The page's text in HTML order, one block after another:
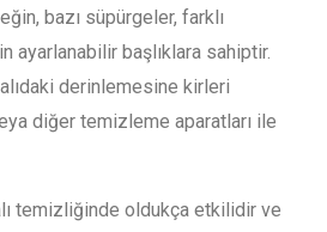
bazı süpürgeler, farklı
ayarlanabilir başlıklara sahiptir.
derinlemesine kirleri
diğer temizleme aparatları ile
temizliğinde oldukça etkilidir ve